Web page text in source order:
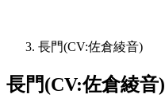
長門(CV:佐倉綾音)
長門(CV:佐倉綾音)